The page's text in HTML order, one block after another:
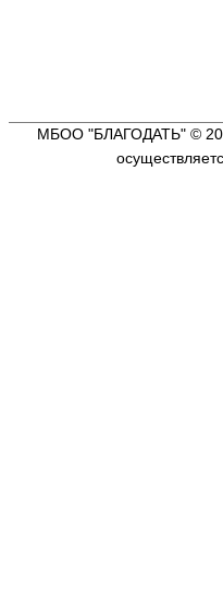
МБОО "БЛАГОДАТЬ" ©